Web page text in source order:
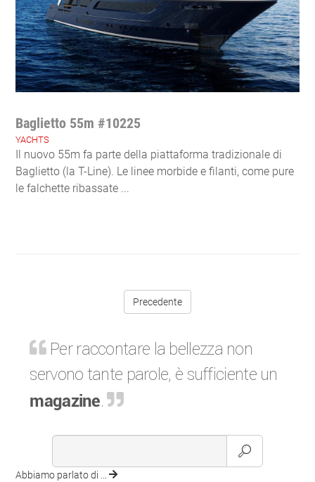
Baglietto 55m #10225
YACHTS
Il nuovo 55m fa parte della piattaforma tradizionale di
Baglietto (la T-Line). Le linee morbide e filanti, come pure
le falchette ribassate ...
Precedente
Per raccontare la bellezza non
servono tante parole, è sufficiente un
magazine.
Abbiamo parlato di ...